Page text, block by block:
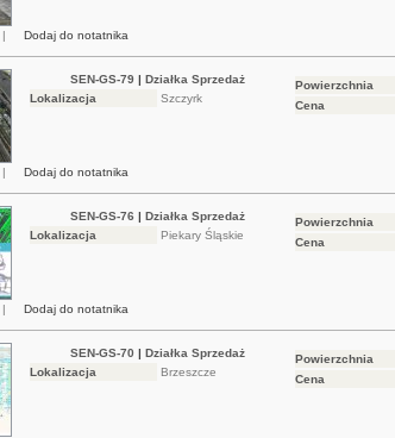
| Dodaj do notatnika
SEN-GS-79| Działka Sprzedaż
Lokalizacja
Szczyrk
Powierzchnia
Cena
| Dodaj do notatnika
SEN-GS-76 | Działka Sprzedaż
Lokalizacja
Piekary Śląskie
Powierzchnia
Cena
| Dodaj do notatnika
SEN-GS-70 | Działka Sprzedaż
Lokalizacja
Brzeszcze
Powierzchnia
Cena